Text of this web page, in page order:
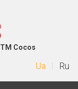
TM Cocos
Ua Ru